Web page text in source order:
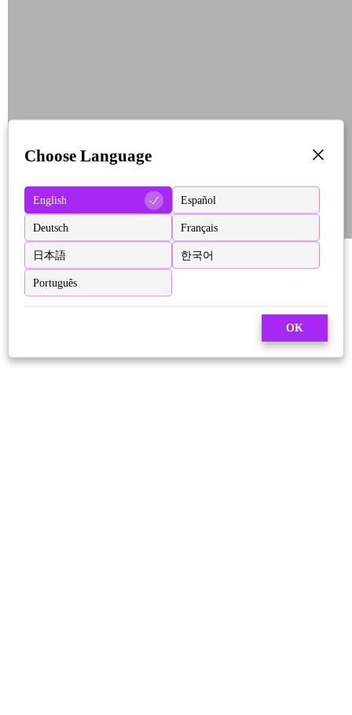
Choose Language
English Español
Deutsch Français
日本語 한국어
Português
OK